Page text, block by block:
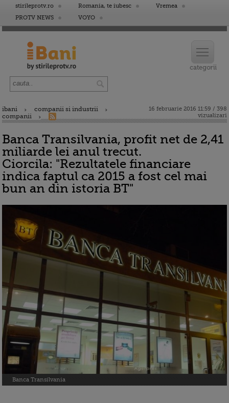
stirileprotv.ro Romania, te iubesc
Vremea
PROTV NEWS
VOYO
ibani
companii si industrii
companii
16 februarie 2016 11:59 / 398
vizualizari
Banca Transilvania, profit net de 2,41
miliarde lei anul trecut.
Ciorcila: "Rezultatele financiare
indica faptul ca 2015 a fost cel mai
bun an din istoria BT"
Banca Transilvania